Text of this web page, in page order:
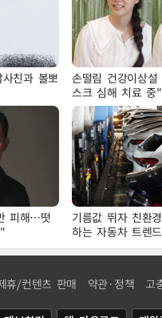
친과 볼뽀
손떨림 건강이상
스크 심해 치료 중"
피해…떳
기름값 뛰자 친환
하는 자동차 트렌
휴/컨텐츠 판매 약관·정책 고